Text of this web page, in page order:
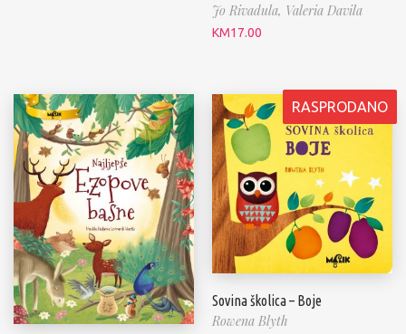
Jo Rivadula, Valeria Davila
KM17.00
RASPRODANO
Sovina školica – Boje
Rowena Blyth